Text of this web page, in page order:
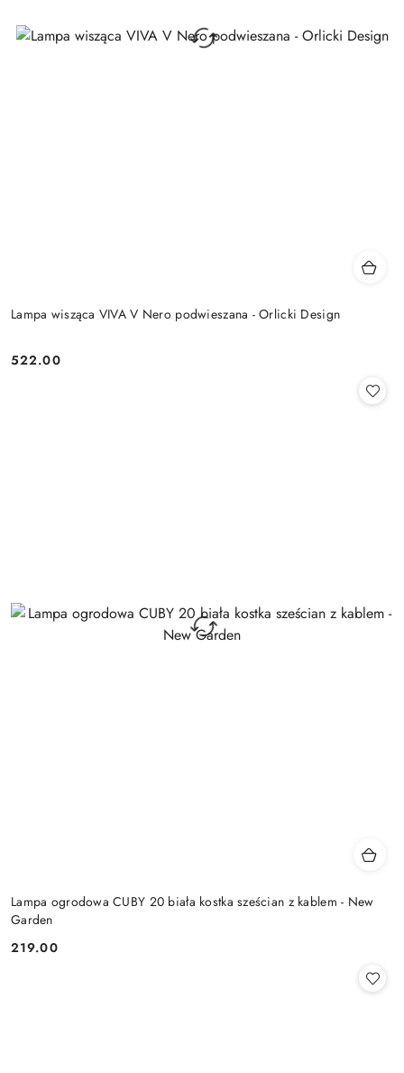
Lampa wisząca VIVA V Nero podwieszana - Orlicki Design
Cena:
522.00
Lampa ogrodowa CUBY 20 biała kostka sześcian z kablem - New
Garden
Cena:
219.00